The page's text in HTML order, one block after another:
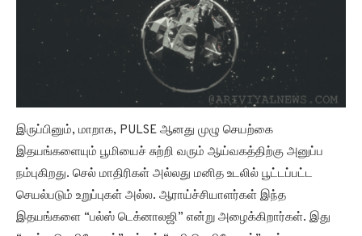
இதயங்களையும் பூமியைச் சுற்றி வரும் ஆய்வகத்திற்கு அனுப்ப
நம்புகிறது. செல் மாதிரிகள் அல்லது மனித உடலில் பூட்டப்பட்ட
செயல்படும் உறுப்புகள் அல்ல. ஆராய்ச்சியாளர்கள் இந்த
இதயங்களை “பல்ஸ் டெக்னாலஜி” என்று அழைக்கிறார்கள். இது
“காந்த லெவிடேஷன்” மற்றும் “ஒலி லெவிடேஷன்” என்று
அழைக்கப்படும் ஒரு அமைப்பைக் குறிக்கிறது.
READ ALSO THIS NEWS ஹப்பிள் தொலைநோக்கி
Hubble telescope DART சிறுகோள் தாக்கத்தால்
உருவாக்கப்பட்ட விண்வெளி பாறைகளின் மேகப்